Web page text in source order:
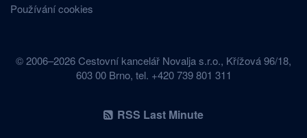
Používání cookies
© 2006–2026 Cestovní kancelář Novalja s.r.o., Křížová 96/18,
603 00 Brno, tel. +420 739 801 311
RSS Last Minute